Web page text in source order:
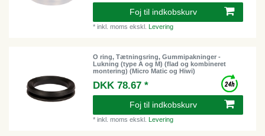
Foj til indkobskurv
*inkl. moms ekskl.Levering
O ring, Tætningsring, Gummipakninger -
Lukning (type A og M) (flad og kombineret
montering) (Micro Matic og Hiwi)
DKK 78.67 *
Foj til indkobskurv
*inkl. moms ekskl.Levering